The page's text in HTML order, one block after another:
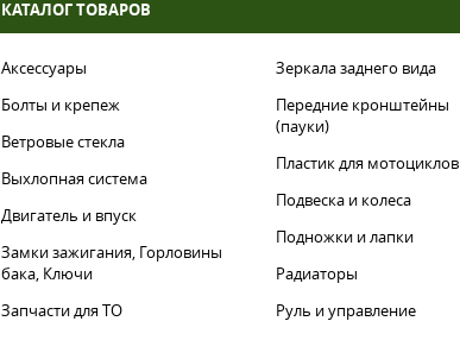
КАТАЛОГ ТОВАРОВ
Аксессуары
Болты и крепеж
Ветровые стекла
Выхлопная система
Двигатель и впуск
Замки зажигания, Горловины
бака, Ключи
Запчасти для ТО
Зеркала заднего вида
Передние кронштейны
(пауки)
Пластик для мотоциклов
Подвеска и колеса
Подножки и лапки
Радиаторы
Руль и управление